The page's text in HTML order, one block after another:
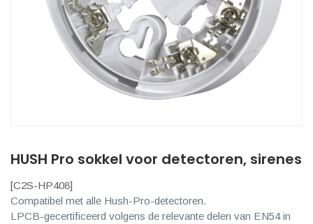
HUSH Pro sokkel voor detectoren, sirenes
[C2S-HP408]
Compatibel met alle Hush-Pro-detectoren.
LPCB-gecertificeerd volgens de relevante delen van EN54 in